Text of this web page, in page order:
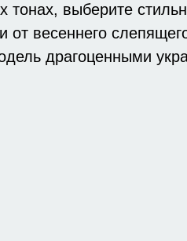
тонах, выберите
от весеннего
драгоценными